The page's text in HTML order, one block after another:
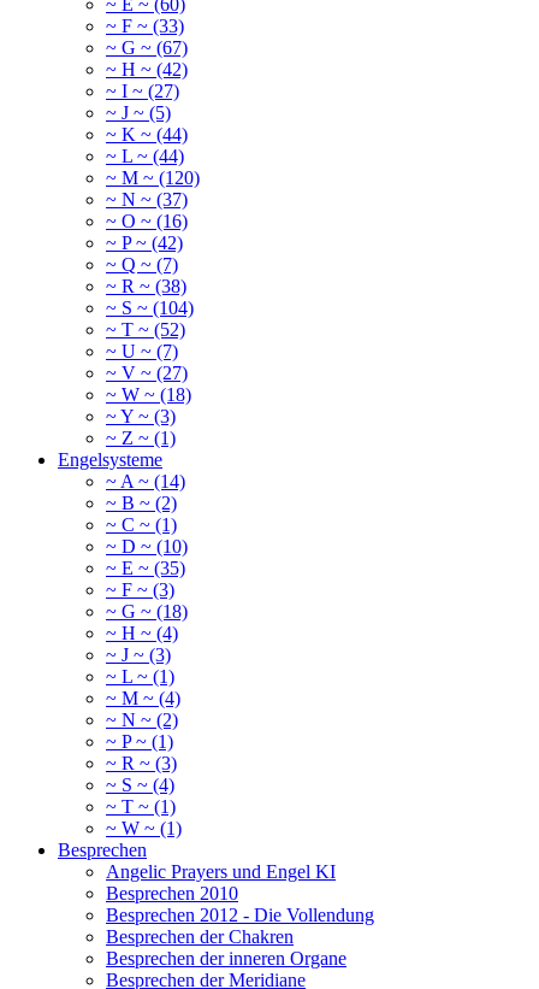
~ E ~ (60)
~ F ~ (33)
~ G ~ (67)
~ H ~ (42)
~ I ~ (27)
~ J ~ (5)
~ K ~ (44)
~ L ~ (44)
~ M ~ (120)
~ N ~ (37)
~ O ~ (16)
~ P ~ (42)
~ Q ~ (7)
~ R ~ (38)
~ S ~ (104)
~ T ~ (52)
~ U ~ (7)
~ V ~ (27)
~ W ~ (18)
~ Y ~ (3)
~ Z ~ (1)
Engelsysteme
~ A ~ (14)
~ B ~ (2)
~ C ~ (1)
~ D ~ (10)
~ E ~ (35)
~ F ~ (3)
~ G ~ (18)
~ H ~ (4)
~ J ~ (3)
~ L ~ (1)
~ M ~ (4)
~ N ~ (2)
~ P ~ (1)
~ R ~ (3)
~ S ~ (4)
~ T ~ (1)
~ W ~ (1)
Besprechen
Angelic Prayers und Engel KI
Besprechen 2010
Besprechen 2012 - Die Vollendung
Besprechen der Chakren
Besprechen der inneren Organe
Besprechen der Meridiane